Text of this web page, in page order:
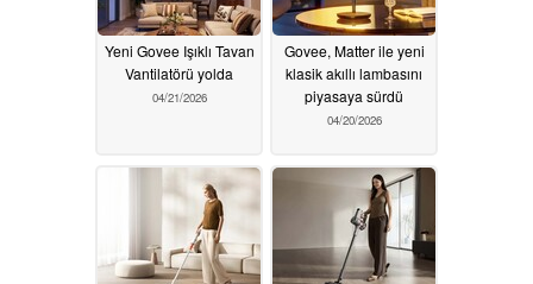
Yeni Govee Işıklı Tavan
Vantilatörü yolda
04/21/2026
Govee, Matter ile yeni
klasik akıllı lambasını
piyasaya sürdü
04/20/2026